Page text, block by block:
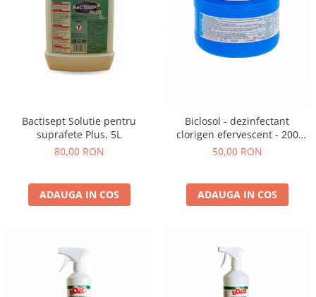
Bactisept Solutie pentru
suprafete Plus, 5L
80,00 RON
ADAUGA IN COS
Biclosol - dezinfectant
clorigen efervescent - 200
tablete
50,00 RON
ADAUGA IN COS